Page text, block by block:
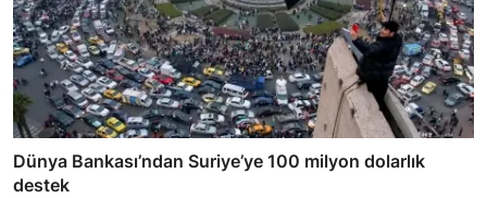
Dünya Bankası’ndan Suriye’ye 100 milyon dolarlık
destek